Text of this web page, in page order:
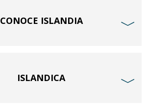
CONOCE ISLANDIA ﹀
ISLANDICA ﹀